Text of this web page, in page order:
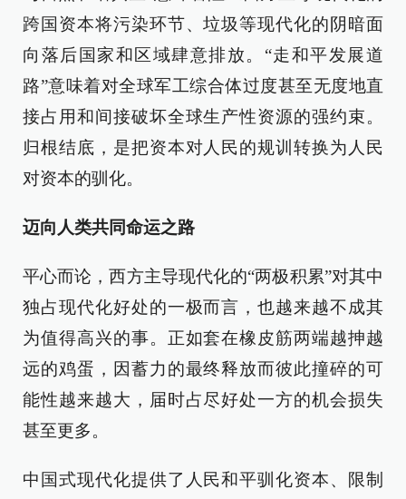
跨国资本将污染环节、垃圾等现代化的阴暗面
向落后国家和区域肆意排放。“走和平发展道
路”意味着对全球军工综合体过度甚至无度地直
接占用和间接破坏全球生产性资源的强约束。
归根结底，是把资本对人民的规训转换为人民
对资本的驯化。
迈向人类共同命运之路
平心而论，西方主导现代化的“两极积累”对其中
独占现代化好处的一极而言，也越来越不成其
为值得高兴的事。正如套在橡皮筋两端越抻越
远的鸡蛋，因蓄力的最终释放而彼此撞碎的可
能性越来越大，届时占尽好处一方的机会损失
甚至更多。
中国式现代化提供了人民和平驯化资本、限制